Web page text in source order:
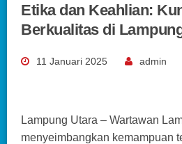
Etika dan Keahlian:
Berkualitas di
11 Januari 2025 admin
Lampung Utara – Wartawan
menyeimbangkan kemampuan